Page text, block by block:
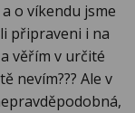
o víkendu jsme
připraveni i na
věřím v určité
nevím??? Ale v